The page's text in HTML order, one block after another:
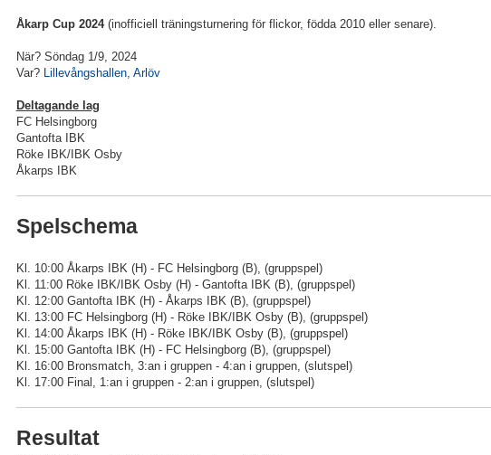
Åkarp Cup 2024(inofficiell träningsturnering för flickor, födda 2010 eller senare).
När? Söndag 1/9, 2024
Var?
Lillevångshallen, Arlöv
Deltagande lag
FC Helsingborg
Gantofta IBK
Röke IBK/IBK Osby
Åkarps IBK
Spelschema
Kl. 10:00 Åkarps IBK (H) - FC Helsingborg (B), (gruppspel)
Kl. 11:00 Röke IBK/IBK Osby (H) - Gantofta IBK (B), (gruppspel)
Kl. 12:00 Gantofta IBK (H) - Åkarps IBK (B), (gruppspel)
Kl. 13:00 FC Helsingborg (H) - Röke IBK/IBK Osby (B), (gruppspel)
Kl. 14:00 Åkarps IBK (H) - Röke IBK/IBK Osby (B), (gruppspel)
Kl. 15:00 Gantofta IBK (H) - FC Helsingborg (B), (gruppspel)
Kl. 16:00 Bronsmatch, 3:an i gruppen - 4:an i gruppen, (slutspel)
Kl. 17:00 Final, 1:an i gruppen - 2:an i gruppen, (slutspel)
Resultat